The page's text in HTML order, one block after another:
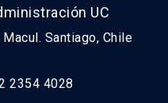
UC
Santiago, Chile
2354 4028